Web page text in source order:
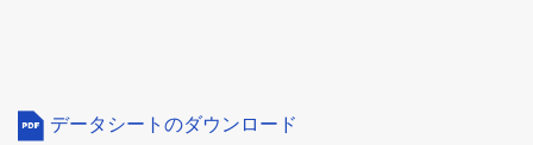
データシートのダウンロード